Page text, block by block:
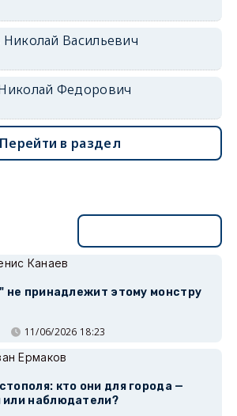
Николай Васильевич
Федорович
Перейти в раздел
Канаев
не принадлежит этому монстру
11/06/2026 18:23
Ермаков
кто они для города —
или наблюдатели?